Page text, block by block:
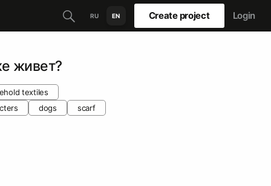
RU EN Create project Login
живет?
textiles
dogs
scarf